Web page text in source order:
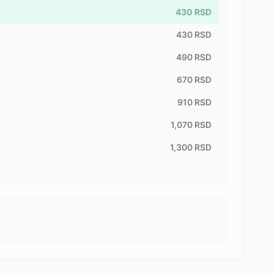
430 RSD
430 RSD
490 RSD
670 RSD
910 RSD
1,070 RSD
1,300 RSD